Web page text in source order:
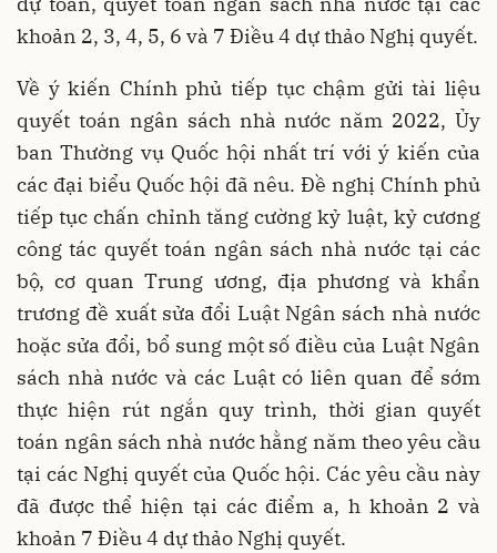
khoản 2, 3, 4, 5, 6 và 7 Điều 4 dự thảo Nghị quyết.
Về ý kiến Chính phủ tiếp tục chậm gửi tài liệu
quyết toán ngân sách nhà nước năm 2022, Ủy
ban Thường vụ Quốc hội nhất trí với ý kiến của
các đại biểu Quốc hội đã nêu. Đề nghị Chính phủ
tiếp tục chấn chỉnh tăng cường kỷ luật, kỷ cương
công tác quyết toán ngân sách nhà nước tại các
bộ, cơ quan Trung ương, địa phương và khẩn
trương đề xuất sửa đổi Luật Ngân sách nhà nước
hoặc sửa đổi, bổ sung một số điều của Luật Ngân
sách nhà nước và các Luật có liên quan để sớm
thực hiện rút ngắn quy trình, thời gian quyết
toán ngân sách nhà nước hằng năm theo yêu cầu
tại các Nghị quyết của Quốc hội. Các yêu cầu này
đã được thể hiện tại các điểm a, h khoản 2 và
khoản 7 Điều 4 dự thảo Nghị quyết.